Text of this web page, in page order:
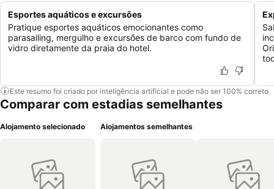
Esportes aquáticos e excursões
Pratique esportes aquáticos emocionantes como
parasailing, mergulho e excursões de barco com fundo de
vidro diretamente da praia do hotel.
Este resumo foi criado por inteligência artificial e pode não ser 100% correto.
Comparar com estadias semelhantes
Alojamento selecionado Alojamentos semelhantes